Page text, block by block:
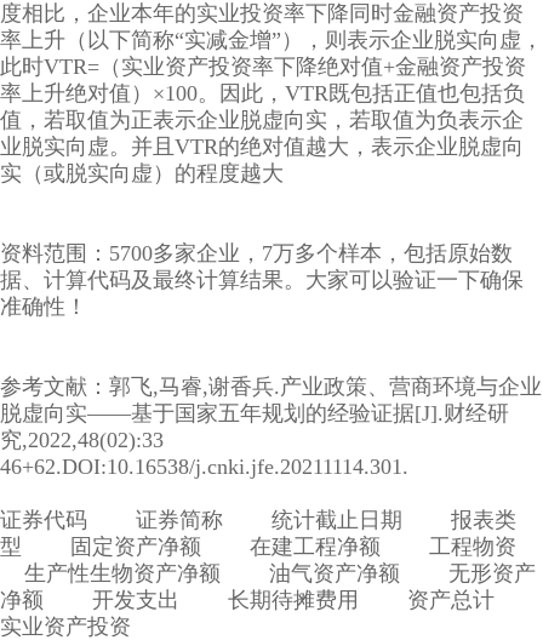
度相比，企业本年的实业投资率下降同时金融资产投资
率上升（以下简称“实减金增”），则表示企业脱实向虚，
此时VTR=（实业资产投资率下降绝对值+金融资产投资
率上升绝对值）×100。因此，VTR既包括正值也包括负
值，若取值为正表示企业脱虚向实，若取值为负表示企
业脱实向虚。并且VTR的绝对值越大，表示企业脱虚向
实（或脱实向虚）的程度越大
资料范围：5700多家企业，7万多个样本，包括原始数
据、计算代码及最终计算结果。大家可以验证一下确保
准确性！
参考文献：郭飞,马睿,谢香兵.产业政策、营商环境与企业
脱虚向实——基于国家五年规划的经验证据[J].财经研
究,2022,48(02):33
46+62.DOI:10.16538/j.cnki.jfe.20211114.301.
证券代码 证券简称 统计截止日期 报表类
型 固定资产净额 在建工程净额 工程物资
生产性生物资产净额 油气资产净额 无形资产
净额 开发支出 长期待摊费用 资产总计
实业资产投资